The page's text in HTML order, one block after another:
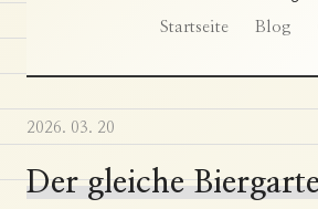
Startseite Blog
2026. 03. 20
Der gleiche